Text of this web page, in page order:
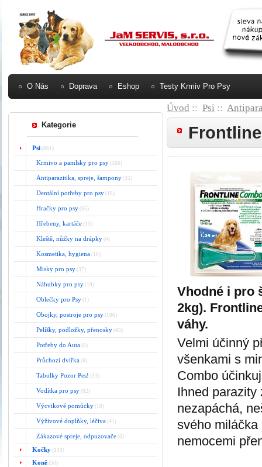
O Nás Doprava Eshop Testy Krmiv Pro Psy
Kategorie
Psi (881)
Krmivo a pamlsky pro psy (366)
Antiparazitika, spreje, šampony (35)
Dentální potřeby pro psy (16)
Hračky pro psy (55)
Hřebeny, kartáče (13)
Kleště, nůžky na drápky (4)
Kosmetika, hygiena (10)
Misky pro psy (37)
Náhubky pro psy (19)
Oblečky pro Psy (1)
Obojky, postroje pro psy (106)
Pelíšky, podložky, přenosky (43)
Potřeby do Auta (8)
Průchozí dvířka (6)
Tabulky Pozor Pes! (33)
Vodítka pro psy (62)
Výcvikové pomůcky (18)
Výživové doplňky, léčiva (41)
Zákazové spreje, odpuzovače (6)
Kočky (139)
Koně (50)
Úvod :: Psi ::
Vhodné i pro
2kg).
váhy.
Velmi účinný
všenkami s
Combo
Ihned
nezapáchá,
svého
nemocemi